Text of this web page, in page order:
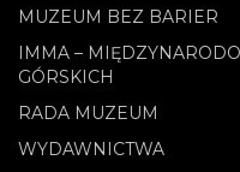
MUZEUM BEZ BARIER
IMMA –
GÓRSKICH
RADA MUZEUM
WYDAWNICTWA